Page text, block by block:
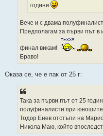
години
Вече и с двама
Предполагам за първи път в
финал викам!
Браво!
Оказа се, че е пак от 25 г:
Така за първи път от 25
полуфиналисти при
Тодор Енев отстъпи на
Никола Маю, който